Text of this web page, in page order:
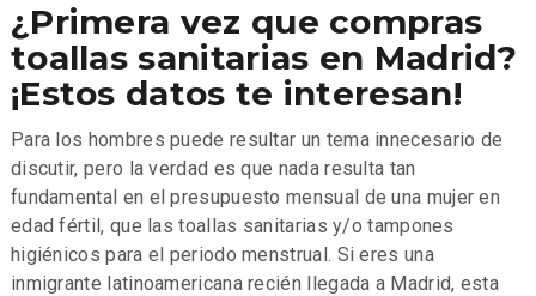
¿Primera vez que compras
toallas sanitarias en Madrid?
¡Estos datos te interesan!
Para los hombres puede resultar un tema innecesario de
discutir, pero la verdad es que nada resulta tan
fundamental en el presupuesto mensual de una mujer en
edad fértil, que las toallas sanitarias y/o tampones
higiénicos para el periodo menstrual. Si eres una
inmigrante latinoamericana recién llegada a Madrid, esta